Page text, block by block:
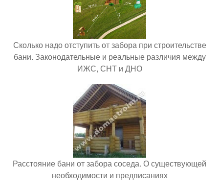
Сколько надо отступить от забора при строительстве
бани. Законодательные и реальные различия между
ИЖС, СНТ и ДНО
Расстояние бани от забора соседа. О существующей
необходимости и предписаниях